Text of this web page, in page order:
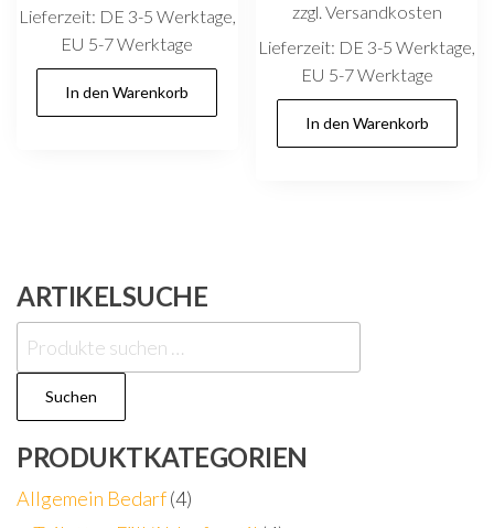
Lieferzeit: DE 3-5 Werktage,
EU 5-7 Werktage
In den Warenkorb
zzgl. Versandkosten
Lieferzeit: DE 3-5 Werktage,
EU 5-7 Werktage
In den Warenkorb
ARTIKELSUCHE
Suchen
nach:
Suchen
PRODUKTKATEGORIEN
Allgemein Bedarf(4)